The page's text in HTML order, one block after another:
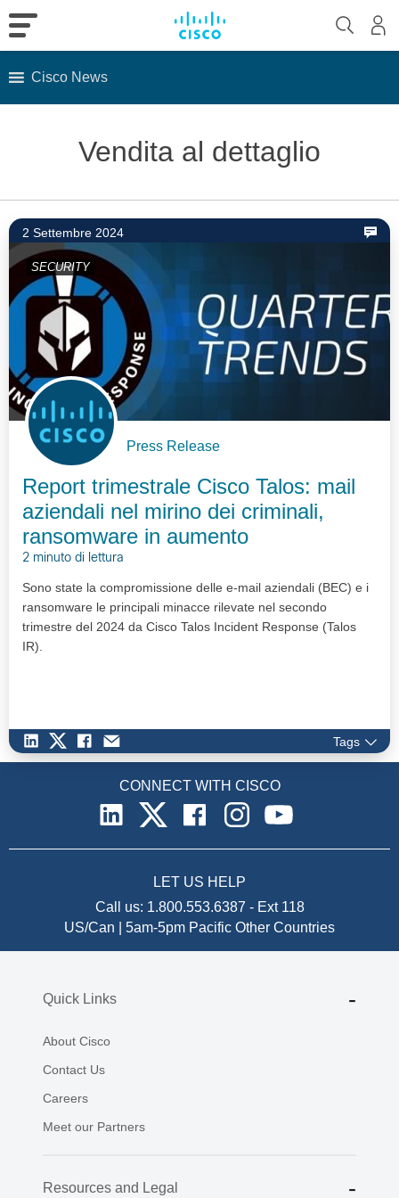
Cisco News
Vendita al dettaglio
2 Settembre 2024
SECURITY
Press Release
Report trimestrale Cisco Talos: mail
aziendali nel mirino dei criminali,
ransomware in aumento
2 minuto di lettura
Sono state la compromissione delle e-mail aziendali (BEC) e i
ransomware le principali minacce rilevate nel secondo
trimestre del 2024 da Cisco Talos Incident Response (Talos
IR).
Tags
CONNECT WITH CISCO
LET US HELP
Call us: 1.800.553.6387 - Ext 118
US/Can | 5am-5pm Pacific Other Countries